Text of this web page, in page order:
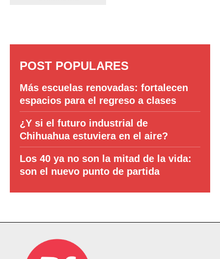
POST POPULARES
Más escuelas renovadas: fortalecen
espacios para el regreso a clases
¿Y si el futuro industrial de
Chihuahua estuviera en el aire?
Los 40 ya no son la mitad de la vida:
son el nuevo punto de partida